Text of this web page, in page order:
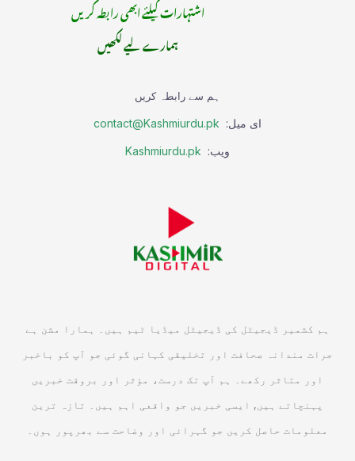
اشتہارات کیلئے ابھی رابطہ کریں
ہمارے لیے لکھیں
ہم سے رابطہ کریں
ای میل: contact@Kashmiurdu.pk
ویب: Kashmiurdu.pk
ہم کشمیر ڈیجیٹل کی ڈیجیٹل میڈیا ٹیم ہیں۔ ہمارا مشن ہے
جرات مندانہ صحافت اور تخلیقی کہانی گوئی جو آپ کو باخبر
اور متاثر رکھے۔ ہم آپ تک درست، مؤثر اور بروقت خبریں
پہنچاتے ہیں, ایسی خبریں جو واقعی اہم ہیں۔ تازہ ترین
معلومات حاصل کریں جو گہرائی اور وضاحت سے بھرپور ہوں۔